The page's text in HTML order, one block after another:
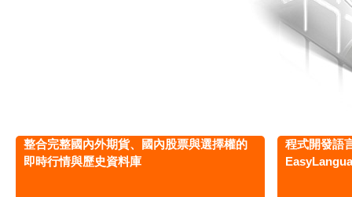
整合完整國內外期貨、國內股票與選擇權的
即時行情與歷史資料庫
程式開發語